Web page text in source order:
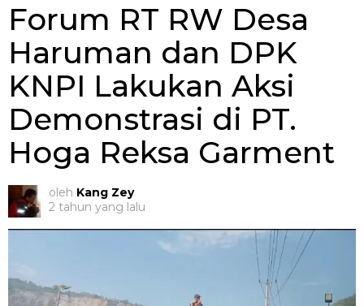
Forum RT RW Desa
Haruman dan DPK
KNPI Lakukan Aksi
Demonstrasi di PT.
Hoga Reksa Garment
oleh Kang Zey
2 tahun yang lalu